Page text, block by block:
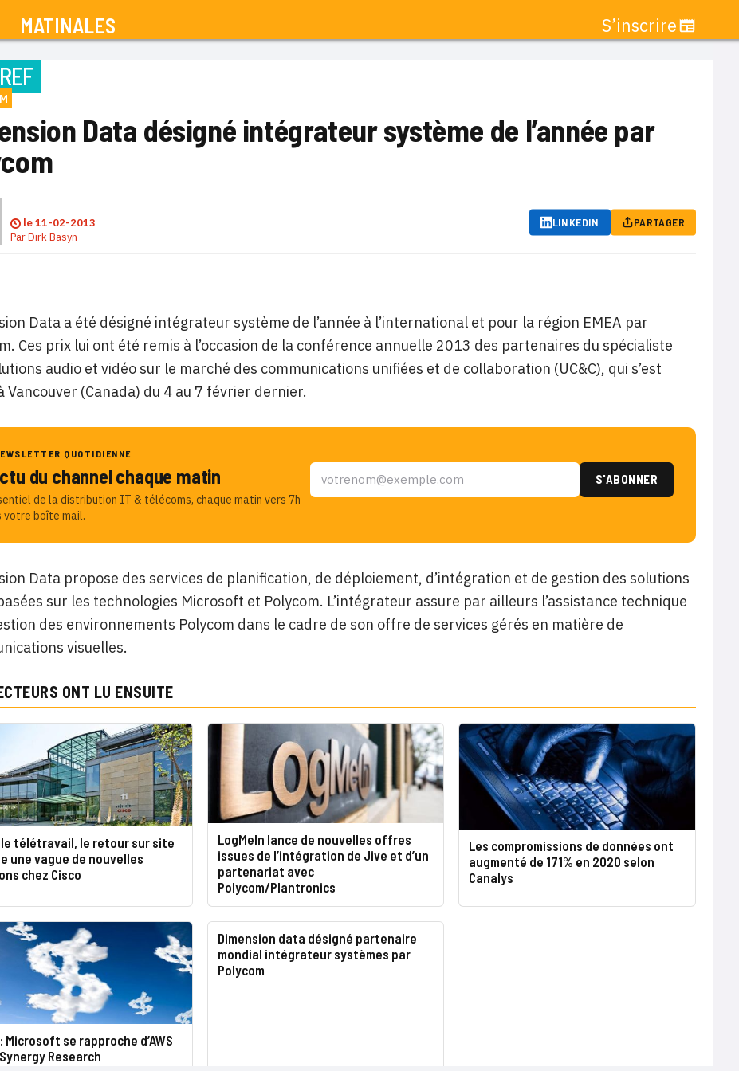
MATINALES S’inscrire
Data désigné intégrateur système de l’année par
le11-02-2013
ParDirk Basyn
LINKEDIN PARTAGER
Data a été désigné intégrateur système de l’année à l’international et pour la région EMEA par
Ces prix lui ont été remis à l’occasion de la conférence annuelle 2013 des partenaires du spécialiste
audio et vidéo sur le marché des communications unifiées et de collaboration (UC&C), qui s’est
Vancouver (Canada) du 4 au 7 février dernier.
QUOTIDIENNE
du channel chaque matin
de la distribution IT & télécoms, chaque matin vers 7h
votre boîte mail.
Data propose des services de planification, de déploiement, d’intégration et de gestion des solutions
sur les technologies Microsoft et Polycom. L’intégrateur assure par ailleurs l’assistance technique
des environnements Polycom dans le cadre de son offre de services gérés en matière de
visuelles.
ONT LU ENSUITE
le télétravail, le retour sur site
une vague de nouvelles
chez Cisco
LogMeIn lance de nouvelles offres
issues de l’intégration de Jive et d’un
partenariat avec
Polycom/Plantronics
Les compromissions de données ont
augmenté de 171% en 2020 selon
Canalys
Microsoft se rapproche d’AWS
Research
Dimension data désigné partenaire
mondial intégrateur systèmes par
Polycom